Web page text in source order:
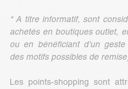
* A titre informatif, sont
achetés en boutiques outlet,
ou en bénéficiant d’un
des motifs possibles de
Les points-shopping sont